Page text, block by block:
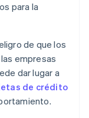
para la
de que los
empresas
dar lugar a
de crédito